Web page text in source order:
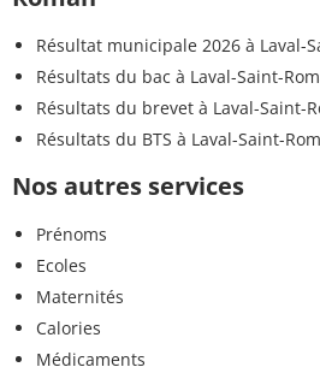
Résultat municipale 2026 à Laval-
Résultats du bac à Laval-Saint-
Résultats du brevet à Laval-Saint-
Résultats du BTS à Laval-Saint-
Nos autres services
Prénoms
Ecoles
Maternités
Calories
Médicaments